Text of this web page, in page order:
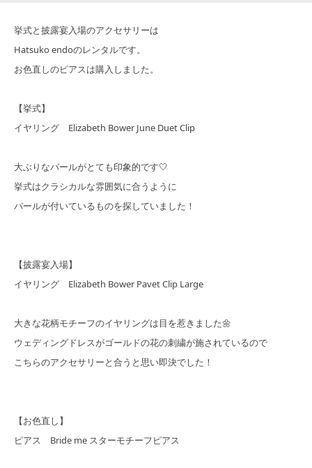
挙式と披露宴入場のアクセサリーは
Hatsuko endoのレンタルです。
お色直しのピアスは購入しました。
【挙式】
イヤリング Elizabeth Bower June Duet Clip
大ぶりなパールがとても印象的です🤍
挙式はクラシカルな雰囲気に合うように
パールが付いているものを探していました！
【披露宴入場】
イヤリング Elizabeth Bower Pavet Clip Large
大きな花柄モチーフのイヤリングは目を惹きました🌼
ウェディングドレスがゴールドの花の刺繍が施されているので
こちらのアクセサリーと合うと思い即決でした！
【お色直し】
ピアス Bride me スターモチーフピアス